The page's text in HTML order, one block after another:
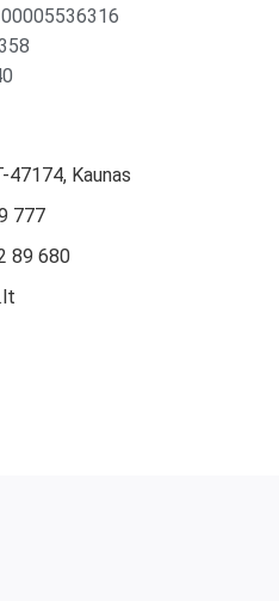
47174, Kaunas
777
89 680